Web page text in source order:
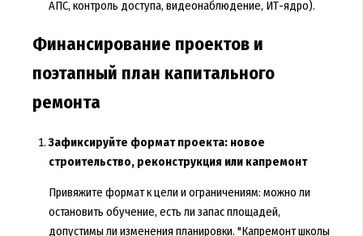
АПС, контроль доступа, видеонаблюдение, ИТ-ядро).
Финансирование проектов и
поэтапный план капитального
ремонта
Зафиксируйте формат проекта: новое
строительство, реконструкция или капремонт
Привяжите формат к цели и ограничениям: можно ли
остановить обучение, есть ли запас площадей,
допустимы ли изменения планировки. "Капремонт школы